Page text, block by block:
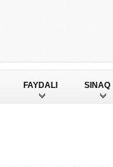
FAYDALI SINAQ